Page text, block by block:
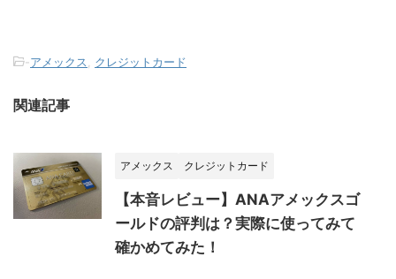
-アメックス クレジットカード
関連記事
アメックス クレジットカード
【本音レビュー】ANAアメックスゴ
ールドの評判は？実際に使ってみて
確かめてみた！